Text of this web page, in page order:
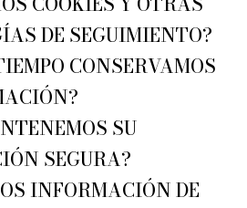
DE SEGUIMIENTO?
CONSERVAMOS
SU
SEGURA?
INFORMACIÓN DE